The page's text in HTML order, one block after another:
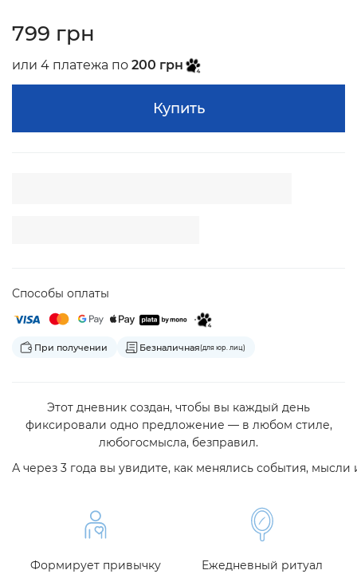
799 грн
или 4 платежа по 200 грн
Купить
Способы оплаты
При получении Безналичная(для юр. лиц)
Этот дневник создан, чтобы вы каждый день
фиксировали одно предложение — в любом стиле,
любогосмысла, безправил.
А через 3 года вы увидите, как менялись события, мысли
Формирует привычку
Ежедневный ритуал